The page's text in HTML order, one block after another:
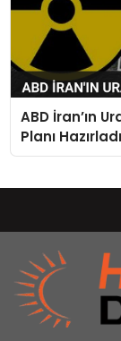
ABD İran’ın
Planı Hazırladı